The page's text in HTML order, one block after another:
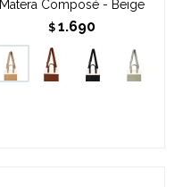
Matera Composé - Beige
$ 1.690